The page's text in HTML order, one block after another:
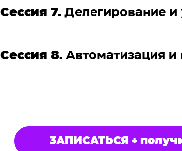
Сессия 7. Делегирование и
Сессия 8. Автоматизация
ЗАПИСАТЬСЯ +